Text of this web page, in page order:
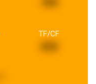
TF/CF